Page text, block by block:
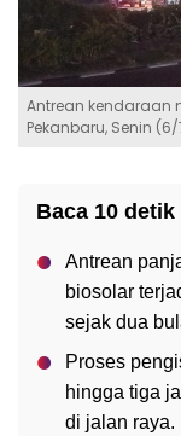
Antrean kendaraan
Pekanbaru, Senin
Baca 10 detik
Antrean
biosolar
sejak dua
Proses
hingga tiga
di jalan raya.